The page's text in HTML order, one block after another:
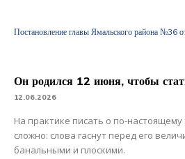
Постановление главы Ямальского района №36
Он родился 12 июня, чтобы
12.06.2026
На практике писать о по-
сложно: слова гаснут перед его
банальными и плоскими.